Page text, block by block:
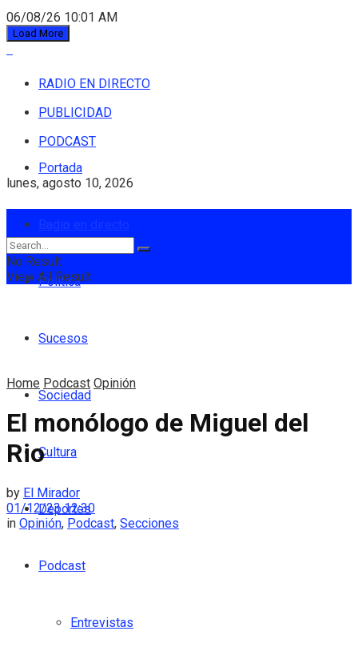
06/08/26 10:01 AM
Load More
RADIO EN DIRECTO
PUBLICIDAD
PODCAST
lunes, agosto 10, 2026
Portada
Política
Sucesos
Sociedad
Cultura
Deportes
Podcast
Entrevistas
No Result
View All Result
Home Podcast Opinión
El monólogo de Miguel del
Rio
by El Mirador
01/12/23 12:30
in Opinión, Podcast, Secciones